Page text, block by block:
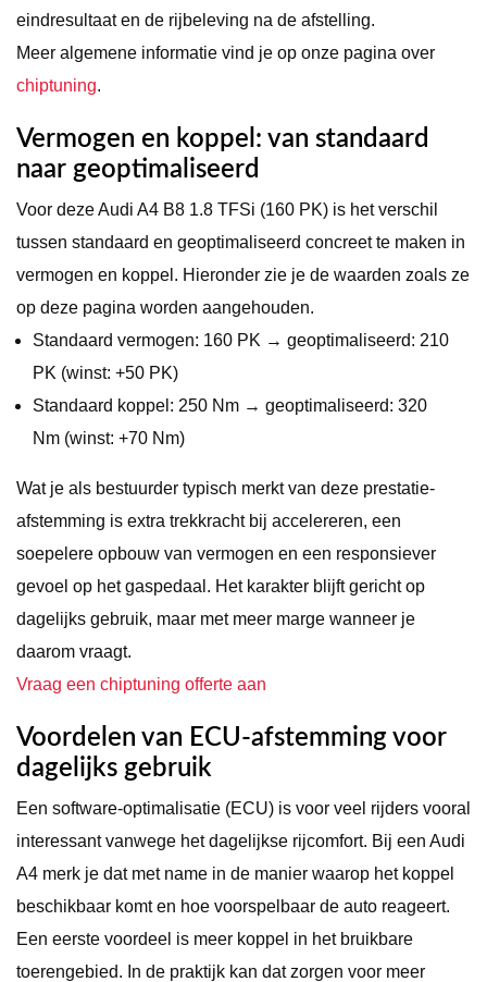
eindresultaat en de rijbeleving na de afstelling.
Meer algemene informatie vind je op onze pagina over
chiptuning.
Vermogen en koppel: van standaard
naar geoptimaliseerd
Voor deze Audi A4 B8 1.8 TFSi (160 PK) is het verschil
tussen standaard en geoptimaliseerd concreet te maken in
vermogen en koppel. Hieronder zie je de waarden zoals ze
op deze pagina worden aangehouden.
Standaard vermogen: 160 PK → geoptimaliseerd: 210
PK (winst: +50 PK)
Standaard koppel: 250 Nm → geoptimaliseerd: 320
Nm (winst: +70 Nm)
Wat je als bestuurder typisch merkt van deze prestatie-
afstemming is extra trekkracht bij accelereren, een
soepelere opbouw van vermogen en een responsiever
gevoel op het gaspedaal. Het karakter blijft gericht op
dagelijks gebruik, maar met meer marge wanneer je
daarom vraagt.
Vraag een chiptuning offerte aan
Voordelen van ECU-afstemming voor
dagelijks gebruik
Een software-optimalisatie (ECU) is voor veel rijders vooral
interessant vanwege het dagelijkse rijcomfort. Bij een Audi
A4 merk je dat met name in de manier waarop het koppel
beschikbaar komt en hoe voorspelbaar de auto reageert.
Een eerste voordeel is meer koppel in het bruikbare
toerengebied. In de praktijk kan dat zorgen voor meer